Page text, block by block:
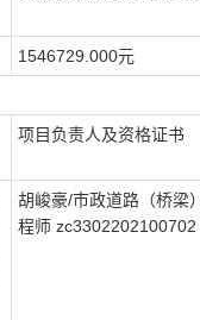
1546729.000元
项目负责人及资格证书
胡峻豪/市政道路（桥梁
程师 zc3302202100702